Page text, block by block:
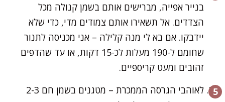
בנייר אפייה, מברישים אותם בשמן קנולה מכל
הצדדים. אל תשאירו אותם צמודים מדי, כדי שלא
יידבקו. אם בא לי מנה קלילה – אני מכניסה לתנור
שחומם ל-190 מעלות לכ-15 דקות, או עד שהדפים
זהובים ומעט קריספיים.
לאוהבי הגרסה הממכרת – מטגנים בשמן חם 2-3